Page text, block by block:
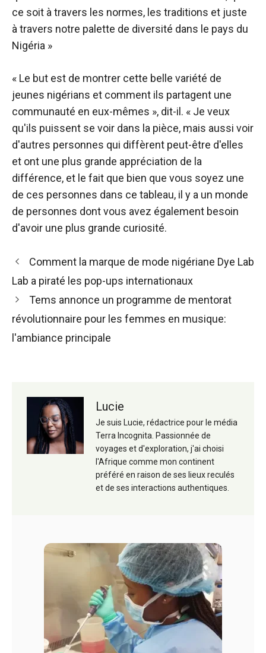
ce soit à travers les normes, les traditions et juste
à travers notre palette de diversité dans le pays du
Nigéria »
« Le but est de montrer cette belle variété de
jeunes nigérians et comment ils partagent une
communauté en eux-mêmes », dit-il. « Je veux
qu'ils puissent se voir dans la pièce, mais aussi voir
d'autres personnes qui diffèrent peut-être d'elles
et ont une plus grande appréciation de la
différence, et le fait que bien que vous soyez une
de ces personnes dans ce tableau, il y a un monde
de personnes dont vous avez également besoin
d'avoir une plus grande curiosité.
Navigation
des
Comment la marque de mode nigériane Dye Lab
Lab a piraté les pop-ups internationaux
Tems annonce un programme de mentorat
révolutionnaire pour les femmes en musique:
l'ambiance principale
Lucie
Je suis Lucie, rédactrice pour le média
Terra Incognita. Passionnée de
voyages et d'exploration, j'ai choisi
l'Afrique comme mon continent
préféré en raison de ses lieux reculés
et de ses interactions authentiques.